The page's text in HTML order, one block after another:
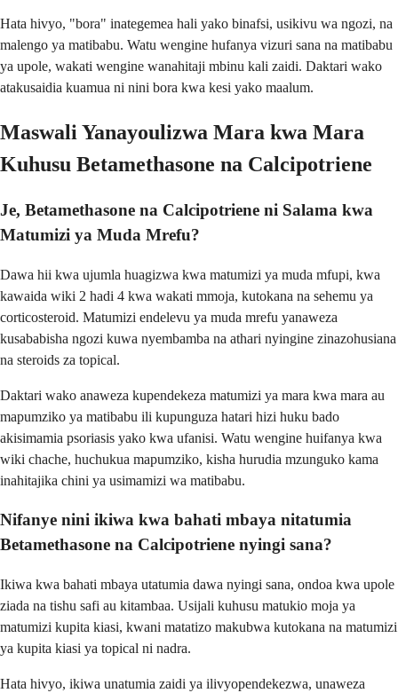
Hata hivyo, "bora" inategemea hali yako binafsi, usikivu wa ngozi, na
malengo ya matibabu. Watu wengine hufanya vizuri sana na matibabu
ya upole, wakati wengine wanahitaji mbinu kali zaidi. Daktari wako
atakusaidia kuamua ni nini bora kwa kesi yako maalum.
Maswali Yanayoulizwa Mara kwa Mara
Kuhusu Betamethasone na Calcipotriene
Je, Betamethasone na Calcipotriene ni Salama kwa
Matumizi ya Muda Mrefu?
Dawa hii kwa ujumla huagizwa kwa matumizi ya muda mfupi, kwa
kawaida wiki 2 hadi 4 kwa wakati mmoja, kutokana na sehemu ya
corticosteroid. Matumizi endelevu ya muda mrefu yanaweza
kusababisha ngozi kuwa nyembamba na athari nyingine zinazohusiana
na steroids za topical.
Daktari wako anaweza kupendekeza matumizi ya mara kwa mara au
mapumziko ya matibabu ili kupunguza hatari hizi huku bado
akisimamia psoriasis yako kwa ufanisi. Watu wengine huifanya kwa
wiki chache, huchukua mapumziko, kisha hurudia mzunguko kama
inahitajika chini ya usimamizi wa matibabu.
Nifanye nini ikiwa kwa bahati mbaya nitatumia
Betamethasone na Calcipotriene nyingi sana?
Ikiwa kwa bahati mbaya utatumia dawa nyingi sana, ondoa kwa upole
ziada na tishu safi au kitambaa. Usijali kuhusu matukio moja ya
matumizi kupita kiasi, kwani matatizo makubwa kutokana na matumizi
ya kupita kiasi ya topical ni nadra.
Hata hivyo, ikiwa unatumia zaidi ya ilivyopendekezwa, unaweza